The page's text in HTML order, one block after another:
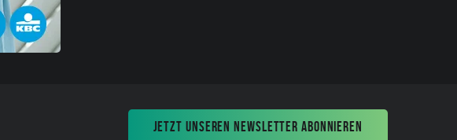
JETZT UNSEREN NEWSLETTER ABONNIEREN